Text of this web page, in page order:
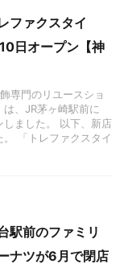
ファクスタイ
日オープン【神
専門のリユースショ
、JR茅ヶ崎駅前に
しました。 以下、新店
「トレファクスタイ
駅前のファミリ
ナツが6月で閉店